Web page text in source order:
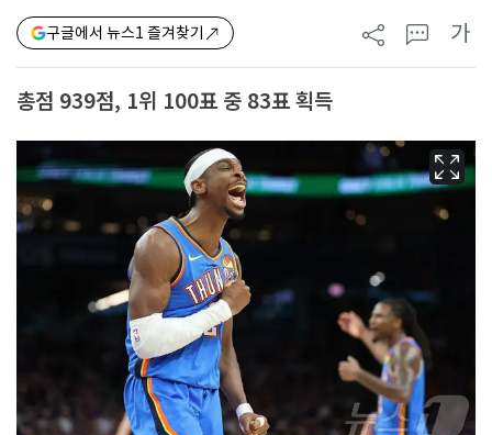
구글에서 뉴스1 즐겨찾기 가
총점 939점, 1위 100표 중 83표 획득